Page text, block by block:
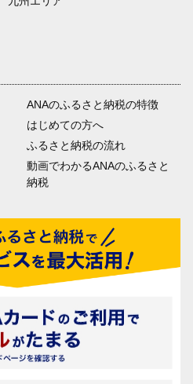
ANAのふるさと納税の特徴
はじめての方へ
ふるさと納税の流れ
動画でわかるANAのふるさと
納税